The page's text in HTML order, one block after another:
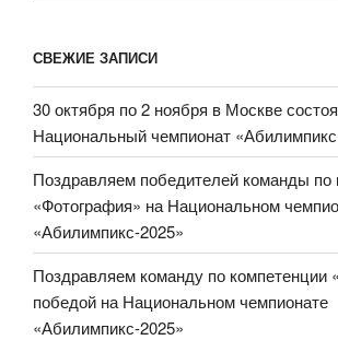
СВЕЖИЕ ЗАПИСИ
30 октября по 2 ноября в Москве
Национальный чемпионат
Поздравляем победителей команды по
«Фотография» на Национальном
«Абилимпикс-2025»
Поздравляем команду по компетенции
победой на Национальном чемпионате
«Абилимпикс-2025»